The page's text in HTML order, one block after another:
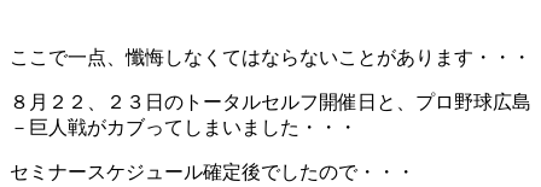
ここで一点、懺悔しなくてはならないことがあります・・・
８月２２、２３日のトータルセルフ開催日と、プロ野球広島
－巨人戦がカブってしまいました・・・
セミナースケジュール確定後でしたので・・・